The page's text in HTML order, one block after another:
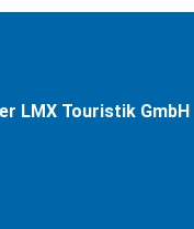
LMX Touristik GmbH